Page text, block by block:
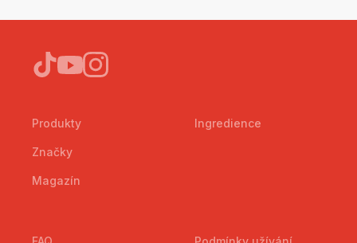
Produkty
Značky
Magazín
Ingredience